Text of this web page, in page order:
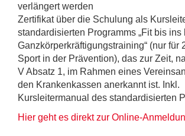
verlängert werden
Zertifikat über die Schulung als
standardisierten Programms „Fit bis ins
Ganzkörperkräftigungstraining“ (nur für
Sport in der Prävention), das zur Zeit,
V Absatz 1, im Rahmen eines
den Krankenkassen anerkannt ist. Inkl.
Kursleitermanual des standardisierten
Hier geht es direkt zur Online-